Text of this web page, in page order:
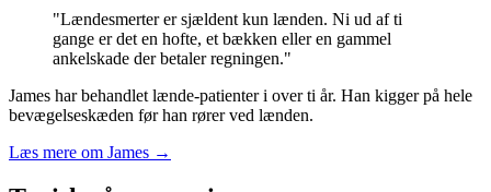
"Lændesmerter er sjældent kun lænden. Ni ud af ti
gange er det en hofte, et bækken eller en gammel
ankelskade der betaler regningen."
James har behandlet lænde-patienter i over ti år. Han kigger på hele
bevægelseskæden før han rører ved lænden.
Læs mere om James →